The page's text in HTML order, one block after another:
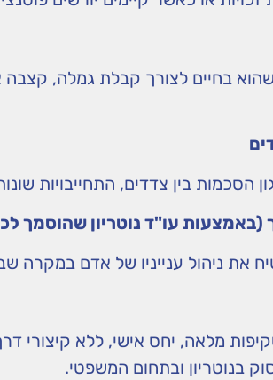
בחיים לצורך קבלת גמלה, קצבה או
הסכמות בין צדדים, התחייבויות
(באמצעות עו"ד נוטריון שהוסמך
את ניהול ענייניו של אדם במקרה
מלאה, יחס אישי, ללא קיצורי
בנוטריון ובתחום המשפטי.